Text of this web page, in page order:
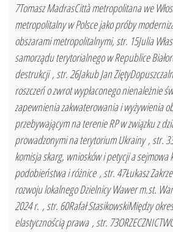
7Tomasz MadrasCittà metropolitana we
metropolitalny w Polsce jako próby
obszarami metropolitalnymi, str. 15Julia
samorządu terytorialnego w Republice
destrukcji , str. 26Jakub Jan
roszczeń o zwrot wypłaconego nienależnie
zapewnienia zakwaterowania i wyżywienia
przebywającym na terenie RP w związku z
prowadzonymi na terytorium Ukrainy , str.
komisja skarg, wniosków i petycji a sejmowa
podobieństwa i różnice , str. 47Łukasz
rozwoju lokalnego Dzielnicy Wawer m.st.
2024 r. , str. 60Rafał StasikowskiMiędzy
elastycznością prawa , str.